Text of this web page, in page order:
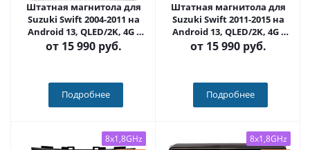
Штатная магнитола для
Suzuki Swift 2004-2011 на
Android 13, QLED/2K, 4G -
FarCar S500 Plus (3056M)
от 15 990 руб.
Подробнее
Штатная магнитола для
Suzuki Swift 2011-2015 на
Android 13, QLED/2K, 4G -
FarCar S500 Plus (179M)
от 15 990 руб.
Подробнее
8x1,8GHz
8x1,8GHz